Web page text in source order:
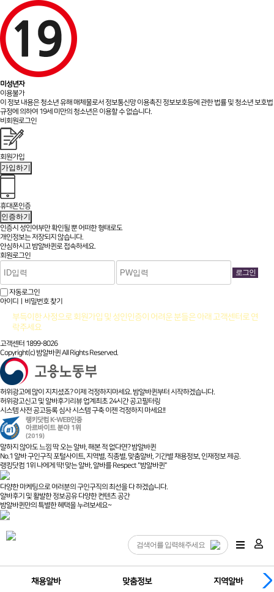
미성년자
이용불가
이 정보 내용은 청소년 유해 매체물로서 정보통신망 이용촉진 정보보호등에 관한 법률 및 청소년 보호법
규정에 의하여 19세 미만의 청소년은 이용할 수 없습니다.
비회원로그인
회원가입
가입하기
휴대폰인증
인증하기
인증시 성인여부만 확인될 뿐어떠한 형태로도
개인정보는 저장되지 않습니다.
안심하시고 밤알바퀸로 접속하세요.
회원로그인
자동로그인
아이디ㅣ비밀번호 찾기
부득이한 사정으로 회원가입 및 성인인증이 어려운 분들은 아래 고객센터로 연
락주세요
고객센터 1899-8026
Copyright(c) 밤알바퀸 All Rights Reserved.
허위광고에 많이 지치셨죠? 이제 걱정하지마세요. 밤알바퀸부터 시작하겠습니다.
허위광고신고 및 알바후기리뷰 업계최초 24시간 공고필터링
시스템 사전 공고등록 심사 시스템 구축 이젠 걱정하지 마세요!!
말하지 않아도 느낌 딱 오는 알바, 해본 적 없다면? 밤알바퀸
No.1 알바 구인구직 포털사이트, 지역별, 직종별, 맞춤알바, 기간별 채용정보, 인재정보 제공.
랭킹닷컴 1위 나에게 딱! 맞는 알바, 알바를 Respect "밤알바퀸"
다양한 마케팅으로 여러분의 구인구직의 최선을 다 하겠습니다.
알바후기 및 활발한 정보공유 다양한 컨텐츠 공간
밤알바퀸만의 특별한 혜택을 누려보세요~
채용알바 맞춤정보 지역알바